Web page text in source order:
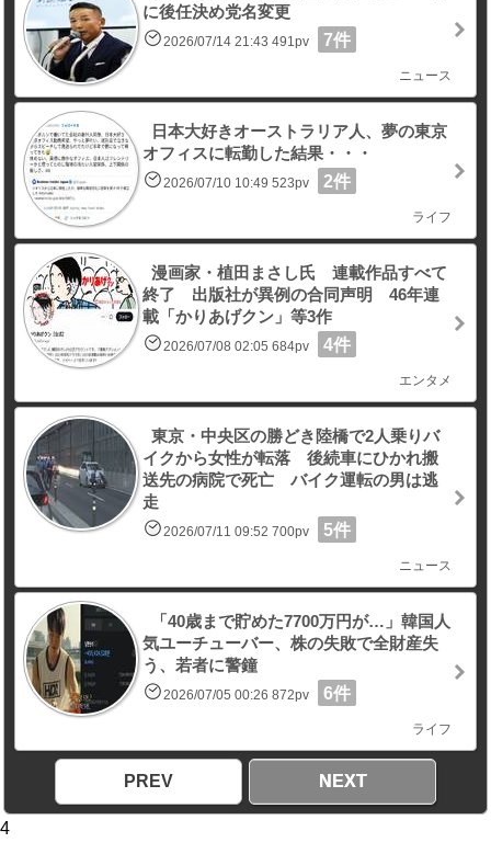
に後任決め党名変更
2026/07/14 21:43 491pv 7件
ニュース
日本大好きオーストラリア人、夢の東京
オフィスに転勤した結果・・・
2026/07/10 10:49 523pv 2件
ライフ
漫画家・植田まさし氏 連載作品すべて
終了 出版社が異例の合同声明 46年連
載「かりあげクン」等3作
2026/07/08 02:05 684pv 4件
エンタメ
東京・中央区の勝どき陸橋で2人乗りバ
イクから女性が転落 後続車にひかれ搬
送先の病院で死亡 バイク運転の男は逃
走
2026/07/11 09:52 700pv 5件
ニュース
「40歳まで貯めた7700万円が…」韓国人
気ユーチューバー、株の失敗で全財産失
う、若者に警鐘
2026/07/05 00:26 872pv 6件
ライフ
PREV NEXT
4